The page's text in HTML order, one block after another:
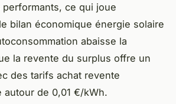
ce qui joue
bilan économique énergie solaire
abaisse la
la revente du surplus offre un
des tarifs achat revente
autour de 0,01 €/kWh.